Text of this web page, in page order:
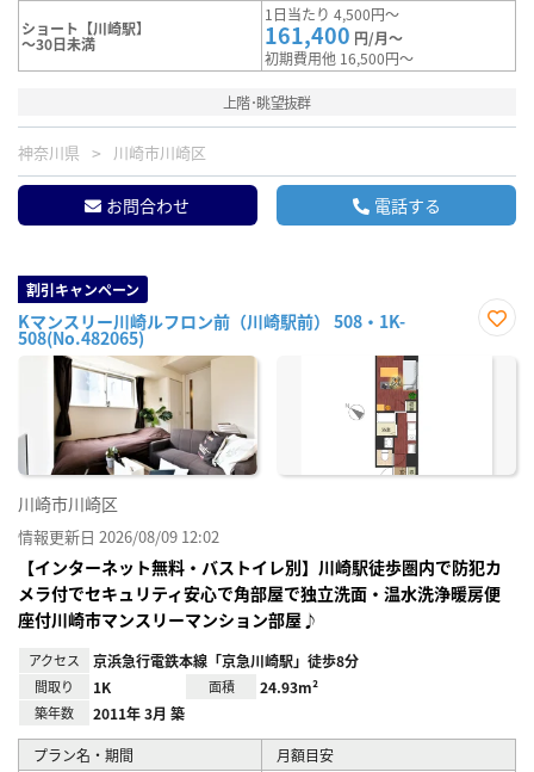
ショート【川崎駅】
～30日未満
1日当たり 4,500円～
161,400 円/月～
初期費用他 16,500円～
上階･眺望抜群
神奈川県 川崎市川崎区
お問合わせ 電話する
割引キャンペーン
Kマンスリー川崎ルフロン前（川崎駅前） 508・1K-
508(No.482065)
に入
川崎市川崎区
情報更新日 2026/08/09 12:02
【インターネット無料・バストイレ別】川崎駅徒歩圏内で防犯カ
メラ付でセキュリティ安心で角部屋で独立洗面・温水洗浄暖房便
座付川崎市マンスリーマンション部屋♪
アクセス 京浜急行電鉄本線「京急川崎駅」徒歩8分
間取り 1K 面積 24.93m²
築年数 2011年 3月 築
プラン名・期間
月額目安